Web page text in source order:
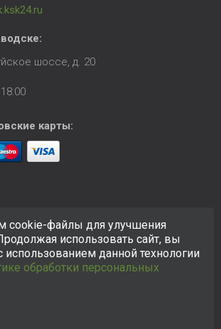
шоссе, д. 20
карты:
Сайтhttps://petrozavodsk.ksk24.ru
в информационных целях и любая
не является публичной офертой.
персональных данных
cookie-файлы для улучшения
использовать сайт, вы
использованием данной технологии
обработки персональных